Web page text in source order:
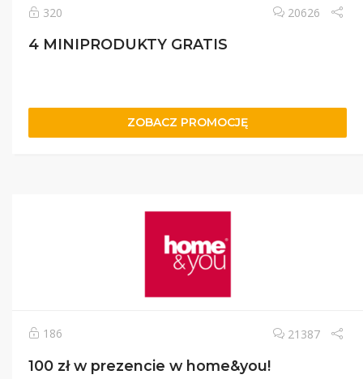
320 20626
4 MINIPRODUKTY GRATIS
ZOBACZ PROMOCJĘ
186 21387
100 zł w prezencie w home&you!